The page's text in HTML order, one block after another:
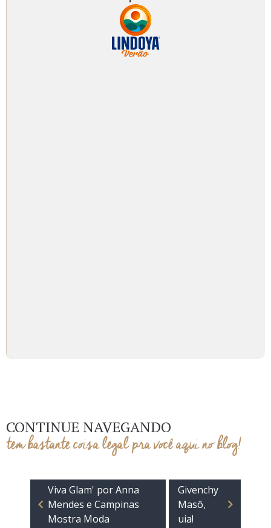
CONTINUE NAVEGANDO
tem bastante coisa legal pra você aqui no blog!
Viva Glam' por Anna
Mendes e Campinas
Mostra Moda
Givenchy
Masô,
uia!